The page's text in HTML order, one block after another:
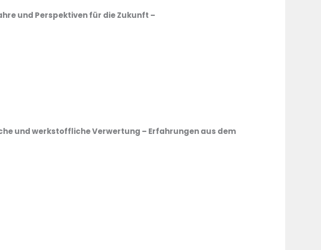
und Perspektiven für die Zukunft –
und werkstoffliche Verwertung – Erfahrungen aus dem